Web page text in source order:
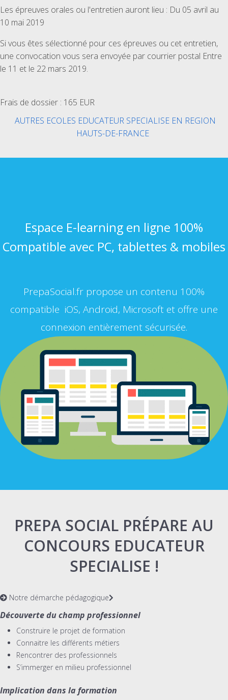
Les épreuves orales ou l'entretien auront lieu : Du 05 avril au
10 mai 2019
Si vous êtes sélectionné pour ces épreuves ou cet entretien,
une convocation vous sera envoyée par courrier postal Entre
le 11 et le 22 mars 2019.
Frais de dossier : 165 EUR
AUTRES ECOLES EDUCATEUR SPECIALISE EN REGION
HAUTS-DE-FRANCE
Espace E-learning en ligne 100%
Compatible avec PC, tablettes & mobiles
PrepaSocial.fr propose un contenu 100%
compatible iOS, Android, Microsoft et offre une
connexion entièrement sécurisée.
PREPA SOCIAL PRÉPARE AU
CONCOURS EDUCATEUR
SPECIALISE !
Notre démarche pédagogique
Découverte du champ professionnel
Construire le projet de formation
Connaitre les différents métiers
Rencontrer des professionnels
S’immerger en milieu professionnel
Implication dans la formation